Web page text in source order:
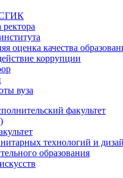
СГИК
оценка качества
коррупции
вуза
факультет
технологий и
образования